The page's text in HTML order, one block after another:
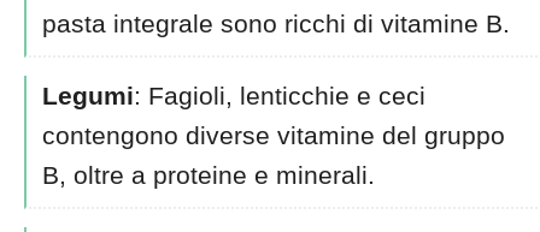
pasta integrale sono ricchi di vitamine B.
Legumi: Fagioli, lenticchie e ceci
contengono diverse vitamine del gruppo
B, oltre a proteine e minerali.